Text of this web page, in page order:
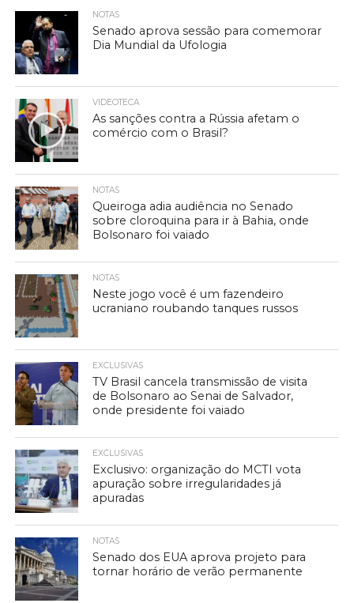
NOTAS
Senado aprova sessão para comemorar
Dia Mundial da Ufologia
VIDEOTECA
As sanções contra a Rússia afetam o
comércio com o Brasil?
NOTAS
Queiroga adia audiência no Senado
sobre cloroquina para ir à Bahia, onde
Bolsonaro foi vaiado
NOTAS
Neste jogo você é um fazendeiro
ucraniano roubando tanques russos
EXCLUSIVAS
TV Brasil cancela transmissão de visita
de Bolsonaro ao Senai de Salvador,
onde presidente foi vaiado
EXCLUSIVAS
Exclusivo: organização do MCTI vota
apuração sobre irregularidades já
apuradas
NOTAS
Senado dos EUA aprova projeto para
tornar horário de verão permanente